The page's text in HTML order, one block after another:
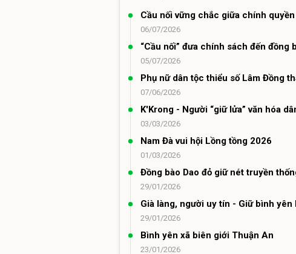
Cầu nối vững chắc giữa chính
06/07/2026
“Cầu nối” đưa chính sách đến
05/07/2026
Phụ nữ dân tộc thiểu số Lâm Đồng
07/06/2026
K'Krong - Người “giữ lửa” văn hóa
03/03/2026
Nam Đà vui hội Lồng tồng 2026
01/03/2026
Đồng bào Dao đỏ giữ nét truyền
29/01/2026
Già làng, người uy tín - Giữ bình
29/01/2026
Bình yên xã biên giới Thuận An
23/01/2026